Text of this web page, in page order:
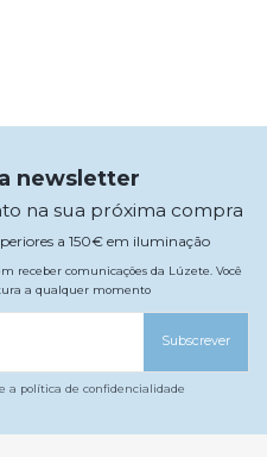
newsletter
na sua próxima compra
a 150€ em iluminação
receber comunicações da Lúzete. Você
a qualquer momento
Subscrever
a política de confidencialidade